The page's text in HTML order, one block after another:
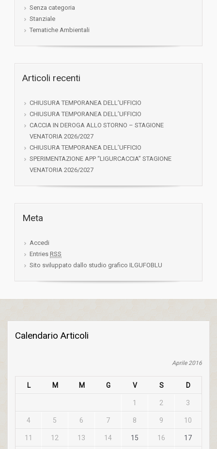
Senza categoria
Stanziale
Tematiche Ambientali
Articoli recenti
CHIUSURA TEMPORANEA DELL’UFFICIO
CHIUSURA TEMPORANEA DELL’UFFICIO
CACCIA IN DEROGA ALLO STORNO – STAGIONE
VENATORIA 2026/2027
CHIUSURA TEMPORANEA DELL’UFFICIO
SPERIMENTAZIONE APP “LIGURCACCIA” STAGIONE
VENATORIA 2026/2027
Meta
Accedi
Entries RSS
Sito sviluppato dallo studio grafico ILGUFOBLU
Calendario Articoli
Aprile 2016
L M M G V S D
1 2 3
4 5 6 7 8 9 10
11 12 13 14 15 16 17